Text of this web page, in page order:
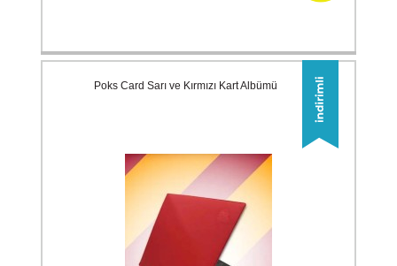
Poks Card Sarı ve Kırmızı Kart Albümü